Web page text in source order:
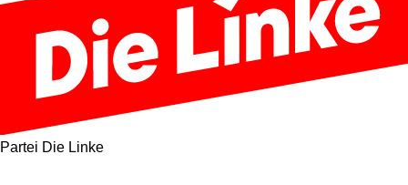
Partei Die Linke